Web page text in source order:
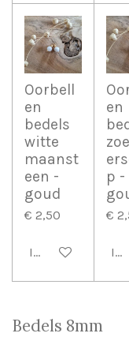
Oorbell
en
bedels
witte
maanst
een -
goud
€ 2,50
In winkelwagen
en
p -
€
In
Bedels 8mm